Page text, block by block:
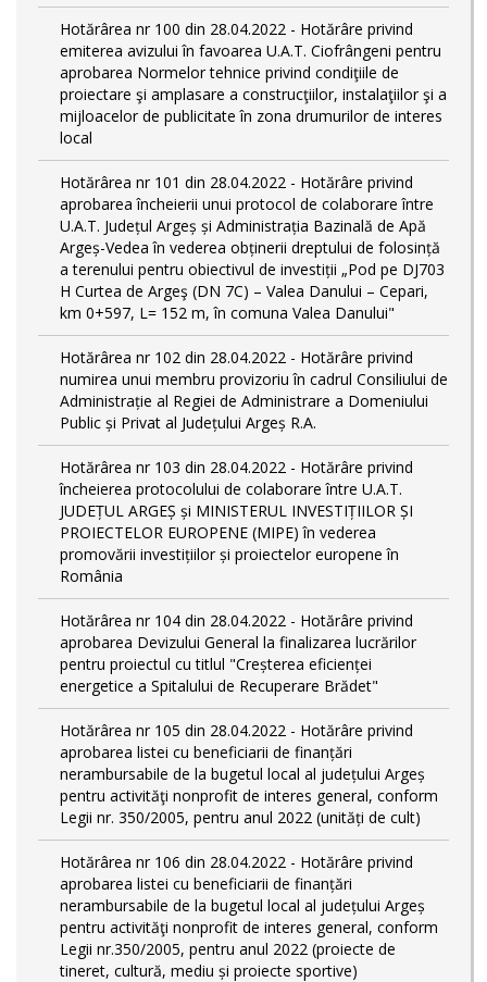
Hotărârea nr 100 din 28.04.2022 - Hotărâre privind
emiterea avizului în favoarea U.A.T. Ciofrângeni pentru
aprobarea Normelor tehnice privind condiţiile de
proiectare şi amplasare a construcţiilor, instalaţiilor şi a
mijloacelor de publicitate în zona drumurilor de interes
local
Hotărârea nr 101 din 28.04.2022 - Hotărâre privind
aprobarea încheierii unui protocol de colaborare între
U.A.T. Județul Argeș și Administrația Bazinală de Apă
Argeș-Vedea în vederea obținerii dreptului de folosință
a terenului pentru obiectivul de investiții „Pod pe DJ703
H Curtea de Argeş (DN 7C) – Valea Danului – Cepari,
km 0+597, L= 152 m, în comuna Valea Danului"
Hotărârea nr 102 din 28.04.2022 - Hotărâre privind
numirea unui membru provizoriu în cadrul Consiliului de
Administrație al Regiei de Administrare a Domeniului
Public și Privat al Județului Argeș R.A.
Hotărârea nr 103 din 28.04.2022 - Hotărâre privind
încheierea protocolului de colaborare între U.A.T.
JUDEȚUL ARGEȘ și MINISTERUL INVESTIȚIILOR ȘI
PROIECTELOR EUROPENE (MIPE) în vederea
promovării investițiilor și proiectelor europene în
România
Hotărârea nr 104 din 28.04.2022 - Hotărâre privind
aprobarea Devizului General la finalizarea lucrărilor
pentru proiectul cu titlul "Creșterea eficienței
energetice a Spitalului de Recuperare Brădet"
Hotărârea nr 105 din 28.04.2022 - Hotărâre privind
aprobarea listei cu beneficiarii de finanțări
nerambursabile de la bugetul local al județului Argeș
pentru activităţi nonprofit de interes general, conform
Legii nr. 350/2005, pentru anul 2022 (unități de cult)
Hotărârea nr 106 din 28.04.2022 - Hotărâre privind
aprobarea listei cu beneficiarii de finanțări
nerambursabile de la bugetul local al județului Argeș
pentru activităţi nonprofit de interes general, conform
Legii nr.350/2005, pentru anul 2022 (proiecte de
tineret, cultură, mediu și proiecte sportive)